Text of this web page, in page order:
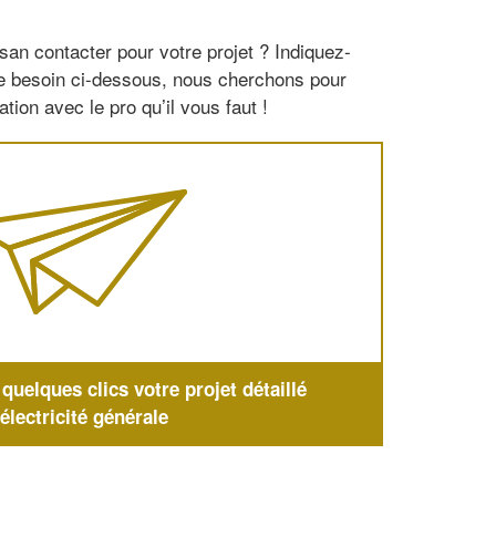
contacter pour votre projet ? Indiquez-
besoin ci-dessous, nous cherchons pour
avec le pro qu’il vous faut !
clics votre projet détaillé
générale